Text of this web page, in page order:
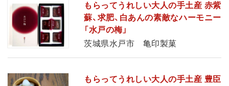
もらってうれしい大人の手土産 赤紫
蘇、求肥、白あんの素敵なハーモニー
「水戸の梅」
茨城県水戸市 亀印製菓
もらってうれしい大人の手土産 豊臣